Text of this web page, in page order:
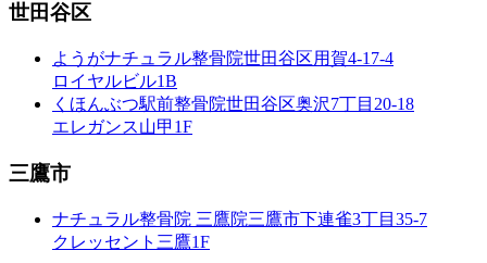
世田谷区
ようがナチュラル整骨院世田谷区用賀4-17-4
ロイヤルビル1B
くほんぶつ駅前整骨院世田谷区奥沢7丁目20-18
エレガンス山甲1F
三鷹市
ナチュラル整骨院 三鷹院三鷹市下連雀3丁目35-7
クレッセント三鷹1F